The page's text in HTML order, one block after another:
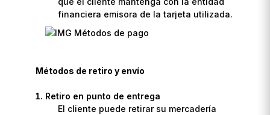
financiera emisora de la tarjeta utilizada.
Métodos de retiro y envío
Retiro en punto de entrega
El cliente puede retirar su mercadería